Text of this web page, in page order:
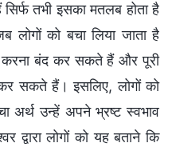
तभी इसका मतलब होता है
लोगों को बचा लिया जाता है
करना बंद कर सकते हैं और पूरी
सकते हैं। इसलिए, लोगों को
अर्थ उन्हें अपने भ्रष्ट स्वभाव
द्वारा लोगों को यह बताने कि